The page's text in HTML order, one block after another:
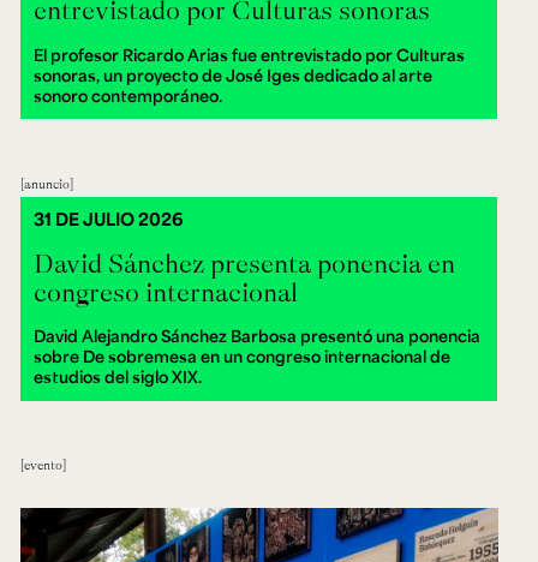
entrevistado por Culturas sonoras
El profesor Ricardo Arias fue entrevistado por Culturas
sonoras, un proyecto de José Iges dedicado al arte
sonoro contemporáneo.
anuncio
David Sánchez presenta ponencia en
congreso internacional
David Alejandro Sánchez Barbosa presentó una ponencia
sobre De sobremesa en un congreso internacional de
estudios del siglo XIX.
31 DE JULIO 2026
evento